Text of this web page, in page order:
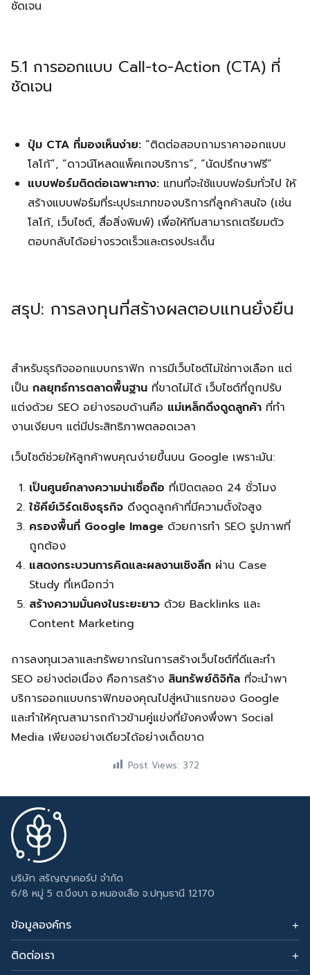
ชัดเจน
5.1 การออกแบบ Call-to-Action (CTA) ที่
ชัดเจน
ปุ่ม CTA ที่มองเห็นง่าย: “ติดต่อสอบถามราคาออกแบบ
โลโก้”, “ดาวน์โหลดแพ็คเกจบริการ”, “นัดปรึกษาฟรี”
แบบฟอร์มติดต่อเฉพาะทาง: แทนที่จะใช้แบบฟอร์มทั่วไป ให้
สร้างแบบฟอร์มที่ระบุประเภทของบริการที่ลูกค้าสนใจ (เช่น
โลโก้, เว็บไซต์, สื่อสิ่งพิมพ์) เพื่อให้ทีมสามารถเตรียมตัว
ตอบกลับได้อย่างรวดเร็วและตรงประเด็น
สรุป: การลงทุนที่สร้างผลตอบแทนยั่งยืน
สำหรับธุรกิจออกแบบกราฟิก การมีเว็บไซต์ไม่ใช่ทางเลือก แต่
เป็น กลยุทธ์การตลาดพื้นฐาน ที่ขาดไม่ได้ เว็บไซต์ที่ถูกปรับ
แต่งด้วย SEO อย่างรอบด้านคือ แม่เหล็กดึงดูดลูกค้า ที่ทำ
งานเงียบๆ แต่มีประสิทธิภาพตลอดเวลา
เว็บไซต์ช่วยให้ลูกค้าพบคุณง่ายขึ้นบน Google เพราะมัน:
เป็นศูนย์กลางความน่าเชื่อถือ ที่เปิดตลอด 24 ชั่วโมง
ใช้คีย์เวิร์ดเชิงธุรกิจดึงดูดลูกค้าที่มีความตั้งใจสูง
ครองพื้นที่ Google Imageด้วยการทำ SEO รูปภาพที่
ถูกต้อง
แสดงกระบวนการคิดและผลงานเชิงลึกผ่าน Case
Study ที่เหนือกว่า
สร้างความมั่นคงในระยะยาวด้วย Backlinks และ
Content Marketing
การลงทุนเวลาและทรัพยากรในการสร้างเว็บไซต์ที่ดีและทำ
SEO อย่างต่อเนื่อง คือการสร้าง สินทรัพย์ดิจิทัล ที่จะนำพา
บริการออกแบบกราฟิกของคุณไปสู่หน้าแรกของ Google
และทำให้คุณสามารถก้าวข้ามคู่แข่งที่ยังคงพึ่งพา Social
Media เพียงอย่างเดียวได้อย่างเด็ดขาด
Post Views: 372
บริษัท สรัญญาคอร์ป จำกัด
6/8 หมู่ 5 ต.บึงบา อ.หนองเสือ จ.ปทุมธานี 12170
ข้อมูลองค์กร
ติดต่อเรา
อีเมล: sarunyacrop@gmail.com